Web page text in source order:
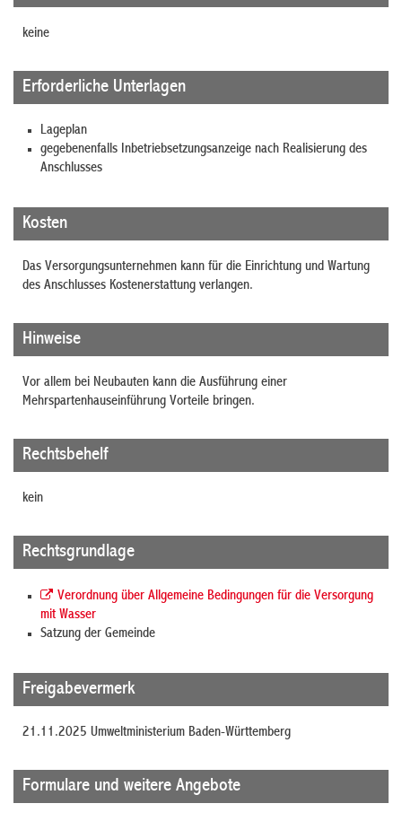
keine
Erforderliche Unterlagen
Lageplan
gegebenenfalls Inbetriebsetzungsanzeige nach Realisierung des
Anschlusses
Kosten
Das Versorgungsunternehmen kann für die Einrichtung und Wartung
des Anschlusses Kostenerstattung verlangen.
Hinweise
Vor allem bei Neubauten kann die Ausführung einer
Mehrspartenhauseinführung Vorteile bringen.
Rechtsbehelf
kein
Rechtsgrundlage
Verordnung über Allgemeine Bedingungen für die Versorgung
mit Wasser
Satzung der Gemeinde
Freigabevermerk
21.11.2025 Umweltministerium Baden-Württemberg
Formulare und weitere Angebote